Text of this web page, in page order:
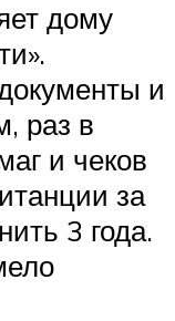
дому
и
раз в
и чеков
за
3 года.